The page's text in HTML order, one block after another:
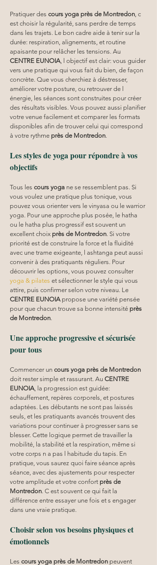
Pratiquer des cours yoga près de Montredon , c
est choisir la régularité, sans perdre de temps
dans les trajets. Le bon cadre aide à tenir sur la
durée: respiration, alignements, et routine
apaisante pour relâcher les tensions. Au
CENTRE EUNOIA , l objectif est clair: vous guider
vers une pratique qui vous fait du bien, de façon
concrète. Que vous cherchiez à déstresser,
améliorer votre posture, ou retrouver de l
énergie, les séances sont construites pour créer
des résultats visibles. Vous pouvez aussi planifier
votre venue facilement et comparer les formats
disponibles afin de trouver celui qui correspond
à votre rythme près de Montredon.
Les styles de yoga pour répondre à vos
objectifs
Tous les cours yoga ne se ressemblent pas. Si
vous voulez une pratique plus tonique, vous
pouvez vous orienter vers le vinyasa ou le warrior
yoga. Pour une approche plus posée, le hatha
ou le hatha plus progressif est souvent un
excellent choix près de Montredon. Si votre
priorité est de construire la force et la fluidité
avec une trame exigeante, l ashtanga peut aussi
convenir à des pratiquants réguliers. Pour
découvrir les options, vous pouvez consulter
yoga & pilates et sélectionner le style qui vous
attire, puis confirmer selon votre niveau. Le
CENTRE EUNOIA propose une variété pensée
pour que chacun trouve sa bonne intensité près
de Montredon.
Une approche progressive et sécurisée
pour tous
Commencer un cours yoga près de Montredon
doit rester simple et rassurant. Au CENTRE
EUNOIA , la progression est guidée:
échauffement, repères corporels, et postures
adaptées. Les débutants ne sont pas laissés
seuls, et les pratiquants avancés trouvent des
variations pour continuer à progresser sans se
blesser. Cette logique permet de travailler la
mobilité, la stabilité et la respiration, même si
votre corps n a pas l habitude du tapis. En
pratique, vous saurez quoi faire séance après
séance, avec des ajustements pour respecter
votre amplitude et votre confort près de
Montredon. C est souvent ce qui fait la
différence entre essayer une fois et s engager
dans une vraie pratique.
Choisir selon vos besoins physiques et
émotionnels
Les cours yoga près de Montredon peuvent